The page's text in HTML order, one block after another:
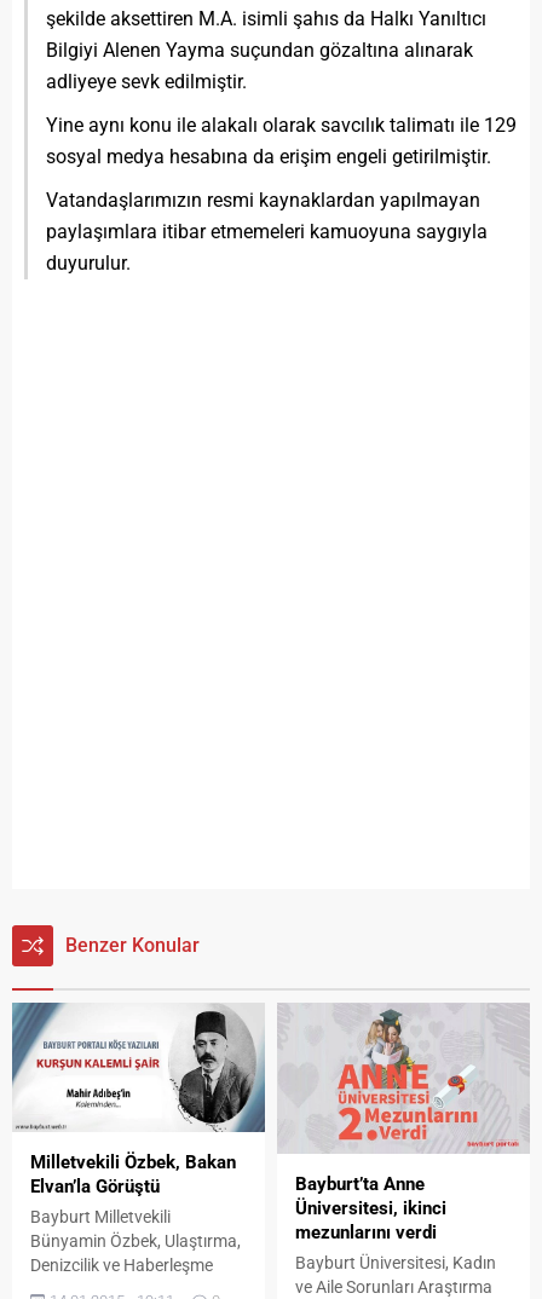
şekilde aksettiren M.A. isimli şahıs da Halkı Yanıltıcı
Bilgiyi Alenen Yayma suçundan gözaltına alınarak
adliyeye sevk edilmiştir.
Yine aynı konu ile alakalı olarak savcılık talimatı ile 129
sosyal medya hesabına da erişim engeli getirilmiştir.
Vatandaşlarımızın resmi kaynaklardan yapılmayan
paylaşımlara itibar etmemeleri kamuoyuna saygıyla
duyurulur.
Benzer Konular
Milletvekili Özbek, Bakan
Elvan’la Görüştü
Bayburt Milletvekili
Bünyamin Özbek, Ulaştırma,
Denizcilik ve Haberleşme
Bakanı Lütfü Elvan ile
Bayburt’ta Anne
Üniversitesi, ikinci
mezunlarını verdi
Bayburt Üniversitesi, Kadın
ve Aile Sorunları Araştırma